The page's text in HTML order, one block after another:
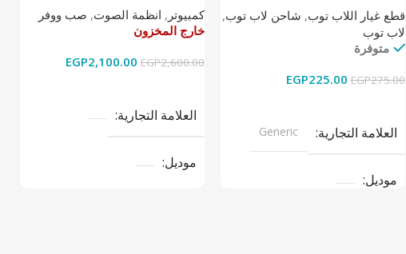
قطع غيار اللاب توب, شاحن لاب توب,
لاب توب
متوفرة
EGP275.00
EGP225.00
العلامة التجارية Generic
موديل
كمبيوتر , انظمة الصوت, صب ووفر
خارج المخزون
EGP2,600.00
EGP2,100.00
العلامة التجارية
موديل